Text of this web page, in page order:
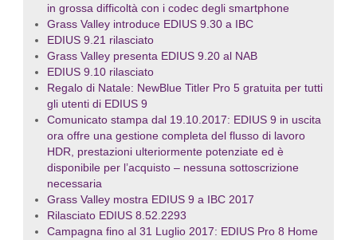
in grossa difficoltà con i codec degli smartphone
Grass Valley introduce EDIUS 9.30 a IBC
EDIUS 9.21 rilasciato
Grass Valley presenta EDIUS 9.20 al NAB
EDIUS 9.10 rilasciato
Regalo di Natale: NewBlue Titler Pro 5 gratuita per tutti
gli utenti di EDIUS 9
Comunicato stampa dal 19.10.2017: EDIUS 9 in uscita
ora offre una gestione completa del flusso di lavoro
HDR, prestazioni ulteriormente potenziate ed è
disponibile per l’acquisto – nessuna sottoscrizione
necessaria
Grass Valley mostra EDIUS 9 a IBC 2017
Rilasciato EDIUS 8.52.2293
Campagna fino al 31 Luglio 2017: EDIUS Pro 8 Home